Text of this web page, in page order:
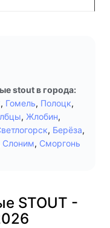
stout в города:
, Гомель, Полоцк,
, Жлобин,
, Берёза,
Слоним, Сморгонь
STOUT -